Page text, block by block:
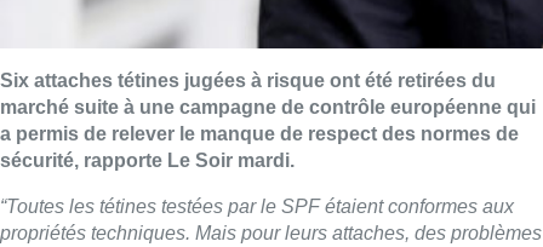
Six attaches tétines jugées à risque ont été retirées du
marché suite à une campagne de contrôle européenne qui
a permis de relever le manque de respect des normes de
sécurité, rapporte Le Soir mardi.
“Toutes les tétines testées par le SPF étaient conformes aux
propriétés techniques. Mais pour leurs attaches, des problèmes